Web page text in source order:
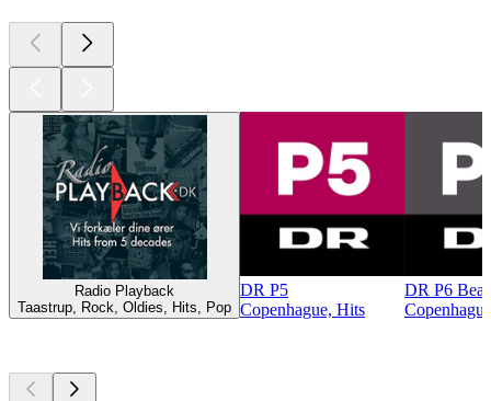
Radio Playback
Taastrup, Rock, Oldies, Hits, Pop
DR P5
Copenhague, Hits
DR P6 Beat